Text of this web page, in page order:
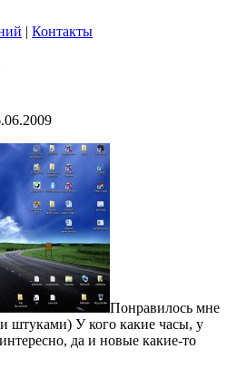
| Контакты
Понравилось мне
штуками) У кого какие часы, у
да и новые какие-то